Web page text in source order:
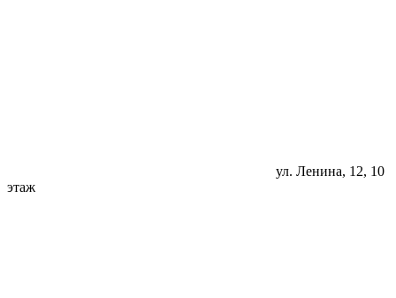
ул. Ленина, 12, 10
этаж